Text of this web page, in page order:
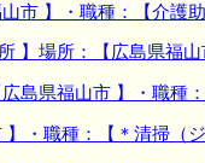
】・職種：【介護助
場所：【広島県福山
県福山市 】・職種：
・職種：【＊清掃（ジ